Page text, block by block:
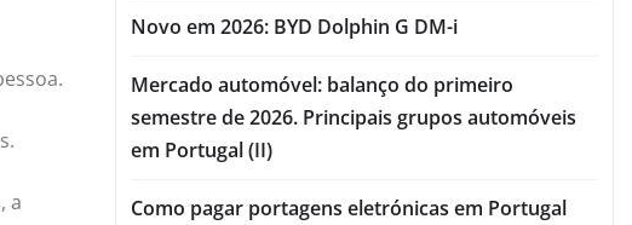
a
Novo em 2026: BYD Dolphin G DM-i
Mercado automóvel: balanço do primeiro
semestre de 2026. Principais grupos automóveis
em Portugal (II)
Como pagar portagens eletrónicas em Portugal